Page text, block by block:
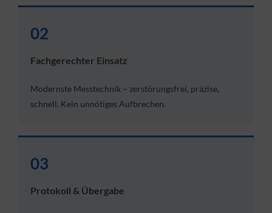
02
Fachgerechter Einsatz
Modernste Messtechnik – zerstörungsfrei, präzise,
schnell. Kein unnötiges Aufbrechen.
03
Protokoll & Übergabe